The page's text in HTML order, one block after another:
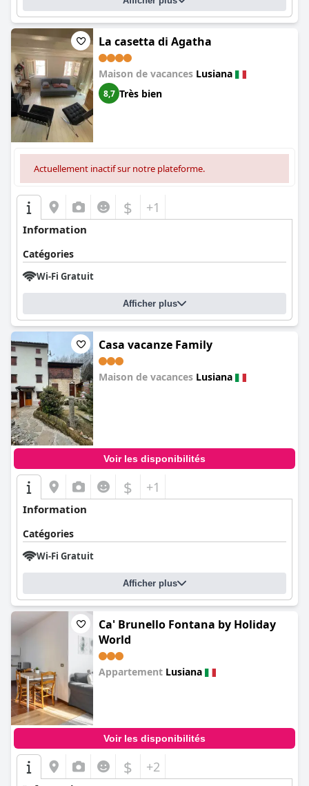
La casetta di Agatha
Maison de vacances Lusiana
8,7 Très bien
Actuellement inactif sur notre plateforme.
$ +1
Information
Catégories
Wi-Fi Gratuit
Afficher plus
Casa vacanze Family
Maison de vacances Lusiana
Voir les disponibilités
$ +1
Information
Catégories
Wi-Fi Gratuit
Afficher plus
Ca' Brunello Fontana by Holiday
World
Appartement Lusiana
Voir les disponibilités
$ +2